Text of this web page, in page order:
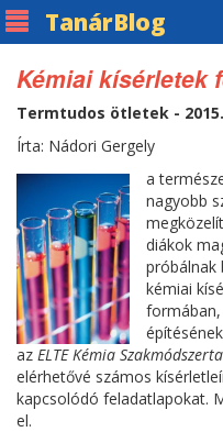
TanárBlog
Kémiai kísérletek
Termtudos ötletek -
Írta: Nádori Gergely
a
nagyobb
diákok
próbálnak
kémiai
az ELTE Kémia
elérhetővé számos
kapcsolódó feladatlapokat.
el.